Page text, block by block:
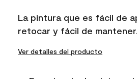
link.
La pintura que es fácil de
retocar y fácil de mantener.
Ver detalles del producto